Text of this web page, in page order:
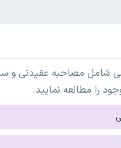
شامل مصاحبه عقیدتی و
را مطالعه نمایید.